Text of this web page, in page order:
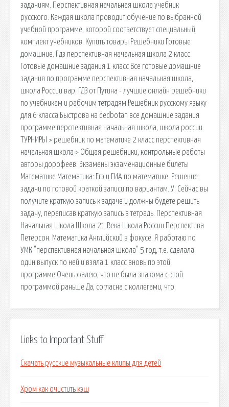
заданиям. Перспективная начальная школа учебник
русского. Каждая школа проводит обучение по выбранной
учебной программе, которой соответствует специальный
комплект учебников. Купить товары Решебники Готовые
домашние. Гдз перспективная начальная школа 2 класс.
Готовые домашние задания 1 класс Все готовые домашние
задания по программе перспективная начальная школа,
школа России вар. ГДЗ от Путина - лучшие онлайн решебники
по учебникам и рабочим тетрадям Решебник русскому языку
для 6 класса Быстрова на dedbotan все домашние задания
программе перспективная начальная школа, школа россии.
ТУРНИРЫ > решебник по математике 2 класс перспективная
начальная школа > Общая решебники, контрольные работы
авторы дорофеев. Экзамены экзаменационные билеты
Математике Математика: Егэ и ГИА по математике. Решение
задачи по готовой краткой записи по вариантам. У: Сейчас вы
получите краткую запись к задаче и должны будете решить
задачу, переписав краткую запись в тетрадь. Перспективная
Начальная Школа Школа 21 Века Школа России Перспектива
Петерсон. Математика Английский в фокусе. Я работаю по
УМК "перспективная начальная школа" 5 год, т.е. сделала
один выпуск по ней и взяла 1 класс вновь по этой
программе.Очень жалею, что не была знакома с этой
программой раньше.Да, согласна с коллегами, что.
Links to Important Stuff
Скачать русские музыкальные клипы для детей
Хром как очистить кэш